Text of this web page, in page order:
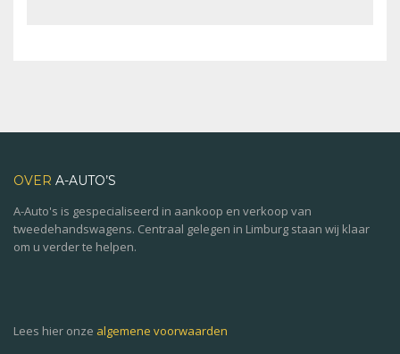
OVER A-AUTO’S
A-Auto's is gespecialiseerd in aankoop en verkoop van
tweedehandswagens. Centraal gelegen in Limburg staan wij klaar
om u verder te helpen.
Lees hier onze algemene voorwaarden